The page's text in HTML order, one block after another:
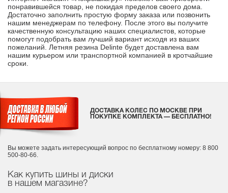
понравившейся товар, не покидая пределов своего дома.
Достаточно заполнить простую форму заказа или позвонить
нашим менеджерам по телефону. После этого вы получите
качественную консультацию наших специалистов, которые
помогут подобрать вам лучший вариант исходя из ваших
пожеланий. Летняя резина Delinte будет доставлена вам
нашим курьером или транспортной компанией в кротчайшие
сроки.
Как купить шины и диски
в нашем магазине?
ДОСТАВКА КОЛЕС ПО МОСКВЕ ПРИ
ПОКУПКЕ КОМПЛЕКТА — БЕСПЛАТНО!
Вы можете задать интересующий вопрос по бесплатному номеру: 8 800
500-80-66.